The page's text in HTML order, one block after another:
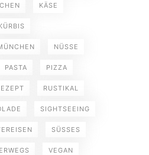
KÄSE
NÜSSE
PASTA PIZZA
RUSTIKAL
SIGHTSEEING
SÜSSES
VEGAN